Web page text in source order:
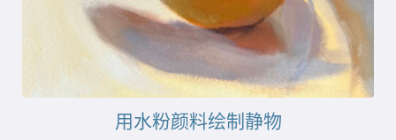
用水粉颜料绘制静物